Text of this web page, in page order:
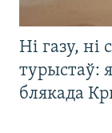
Ні газу, ні
турыстаў:
блякада